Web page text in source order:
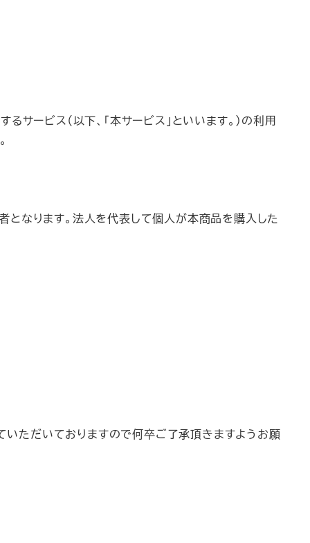
るサービス（以下、「本サービス」といいます。）の利用
となります。法人を代表して個人が本商品を購入した
ただいておりますので何卒ご了承頂きますようお願